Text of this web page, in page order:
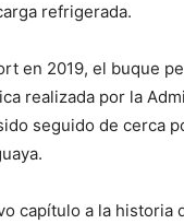
refrigerada.
en 2019, el buque
realizada por la
seguido de cerca
capítulo a la historia